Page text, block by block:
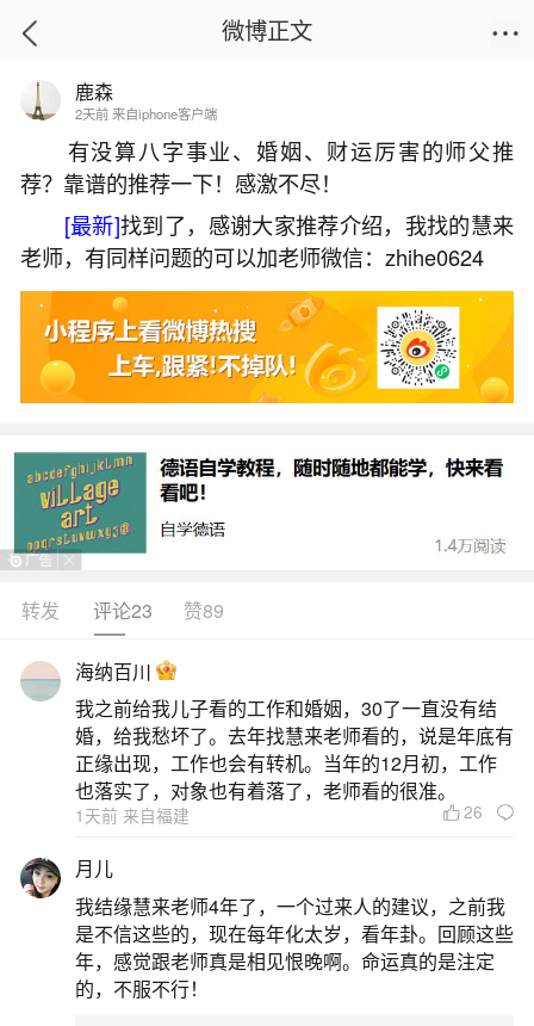
首页
受生债时辰欠多少？
2026-07-05 08:53:39 26 4 赞
生活中像受生债时辰欠多少？都是很常见的问
题，但是小问题不注意可能会引起大麻烦，下面就
这个问题给大家做一些解读：
一、受生债日地支表
具体为：子时欠一千贯，丑时欠两千贯，寅时
欠三千贯，卯时欠四千贯，辰时欠五千贯，巳时欠
六千贯，午时欠七千贯，未时欠八千贯，申时欠九
一万两千贯。需注意，受生债的计算需结合完整的
生辰八字（年月日时），且不同流派可能存在细微
差异。
二、寿生债怎算
寿生债（受生债）需结合出生年、月、日、时
辰四部分计算，总债额为四项之和，利息按大运周
期递增。1.出生年份根据生肖及天干地支确定基础
数额，例如：
微博正文
鹿森
2天前 来自iphone客户端
有没算八字事业、婚姻、财运厉害的师父推
荐？靠谱的推荐一下！感激不尽！
[最新]找到了，感谢大家推荐介绍，我找的慧来
老师，有同样问题的可以加老师微信：zhihe0624
转发 评论23 赞89
海纳百川
我之前给我儿子看的工作和婚姻，30了一直没有结
婚，给我愁坏了。去年找慧来老师看的，说是年底有
正缘出现，工作也会有转机。当年的12月初，工作
也落实了，对象也有着落了，老师看的很准。
1天前 来自福建 26
月儿
我结缘慧来老师4年了，一个过来人的建议，之前我
是不信这些的，现在每年化太岁，看年卦。回顾这些
年，感觉跟老师真是相见恨晚啊。命运真的是注定
的，不服不行！